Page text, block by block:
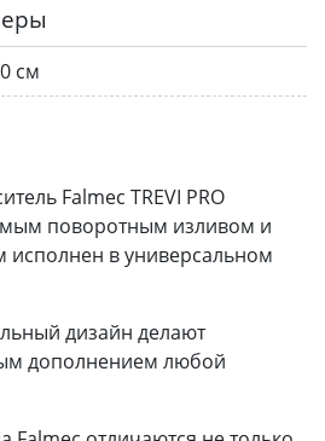
см
Falmec TREVI PRO
поворотным изливом и
в универсальном
дизайн делают
дополнением любой